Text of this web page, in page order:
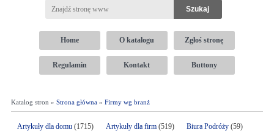
Home O katalogu Zgłoś stronę
Regulamin Kontakt Buttony
Katalog stron » Strona główna» Firmy wg branż
Artykuły dla domu(1715) Artykuły dla firm(519) Biura Podróży(59)